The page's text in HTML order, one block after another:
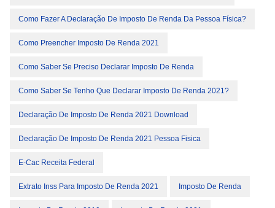
Como Fazer A Declaração De Imposto De Renda Da Pessoa Física?
Como Preencher Imposto De Renda 2021
Como Saber Se Preciso Declarar Imposto De Renda
Como Saber Se Tenho Que Declarar Imposto De Renda 2021?
Declaração De Imposto De Renda 2021 Download
Declaração De Imposto De Renda 2021 Pessoa Fisica
E-Cac Receita Federal
Extrato Inss Para Imposto De Renda 2021 Imposto De Renda